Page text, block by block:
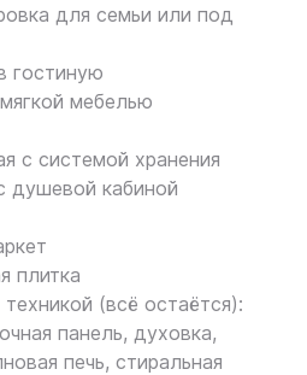
для семьи или под
гостиную
мебелью
с системой хранения
душевой кабиной
плитка
(всё остаётся):
панель, духовка,
печь, стиральная